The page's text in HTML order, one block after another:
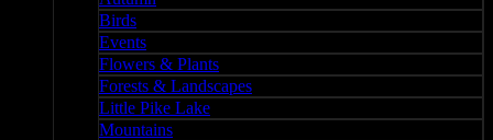
Birds
Events
Flowers & Plants
Forests & Landscapes
Little Pike Lake
Mountains